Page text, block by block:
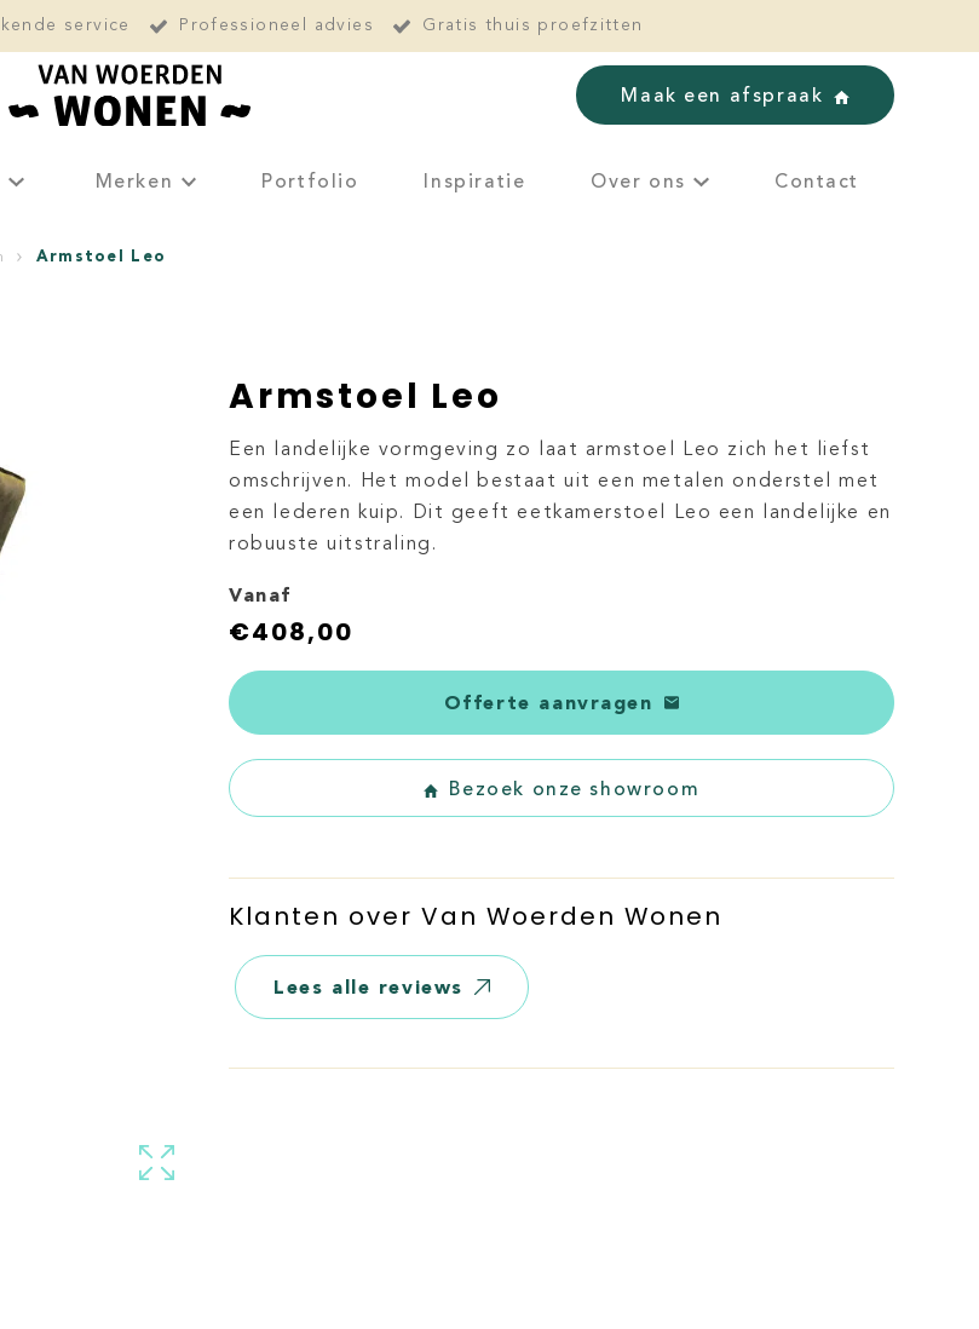
service Professioneel advies Gratis thuis proefzitten
Maak een afspraak
Merken Portfolio Inspiratie Over ons Contact
Armstoel Leo
Armstoel Leo
Een landelijke vormgeving zo laat armstoel Leo zich het liefst
omschrijven. Het model bestaat uit een metalen onderstel met
een lederen kuip. Dit geeft eetkamerstoel Leo een landelijke en
robuuste uitstraling.
Vanaf
€408,00
Offerte aanvragen
Bezoek onze showroom
Klanten over Van Woerden Wonen
Lees alle reviews